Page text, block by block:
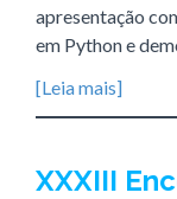
apresentação
em Python e
[Leia mais]
XXXIII